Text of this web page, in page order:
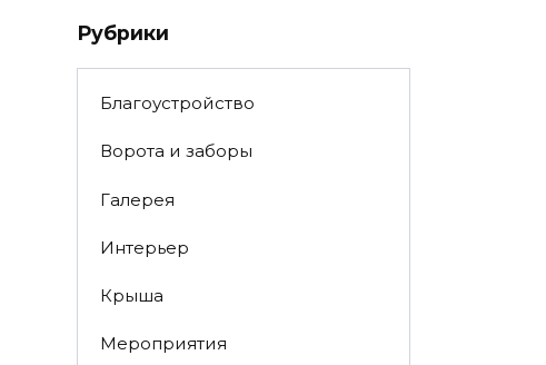
Рубрики
Благоустройство
Ворота и заборы
Галерея
Интерьер
Крыша
Мероприятия